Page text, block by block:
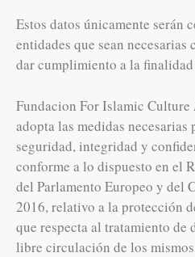
Estos datos únicamente serán
entidades que sean
dar cumplimiento a la
Fundacion For Islamic
adopta las medidas necesarias
seguridad, integridad y
conforme a lo dispuesto en el
del Parlamento Europeo y del
2016, relativo a la protección
que respecta al tratamiento de
libre circulación de los